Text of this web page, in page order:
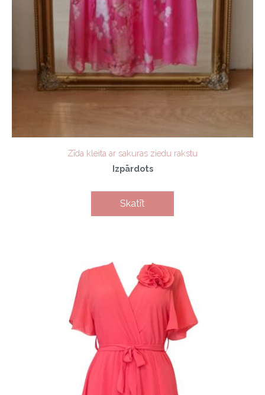
Zīda kleita ar sakuras ziedu rakstu
Izpārdots
Skatīt